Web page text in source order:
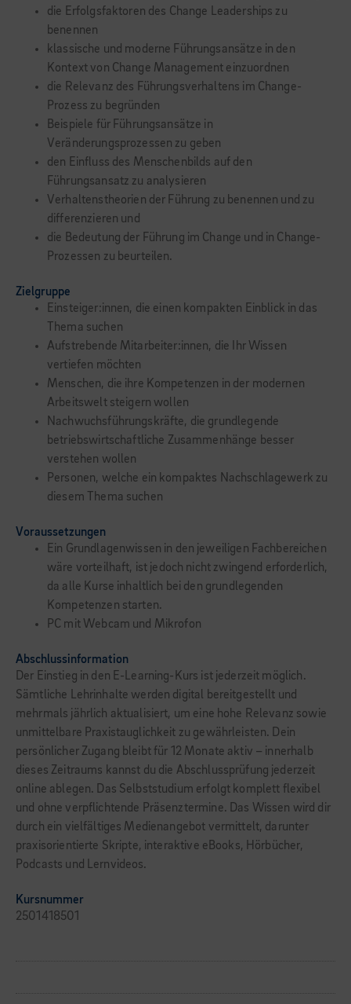
die Erfolgsfaktoren des Change Leaderships zu
benennen
klassische und moderne Führungsansätze in den
Kontext von Change Management einzuordnen
die Relevanz des Führungsverhaltens im Change-
Prozess zu begründen
Beispiele für Führungsansätze in
Veränderungsprozessen zu geben
den Einfluss des Menschenbilds auf den
Führungsansatz zu analysieren
Verhaltenstheorien der Führung zu benennen und zu
differenzieren und
die Bedeutung der Führung im Change und in Change-
Prozessen zu beurteilen.
Zielgruppe
Einsteiger:innen, die einen kompakten Einblick in das
Thema suchen
Aufstrebende Mitarbeiter:innen, die Ihr Wissen
vertiefen möchten
Menschen, die ihre Kompetenzen in der modernen
Arbeitswelt steigern wollen
Nachwuchsführungskräfte, die grundlegende
betriebswirtschaftliche Zusammenhänge besser
verstehen wollen
Personen, welche ein kompaktes Nachschlagewerk zu
diesem Thema suchen
Voraussetzungen
Ein Grundlagenwissen in den jeweiligen Fachbereichen
wäre vorteilhaft, ist jedoch nicht zwingend erforderlich,
da alle Kurse inhaltlich bei den grundlegenden
Kompetenzen starten.
PC mit Webcam und Mikrofon
Abschlussinformation
Der Einstieg in den E-Learning-Kurs ist jederzeit möglich.
Sämtliche Lehrinhalte werden digital bereitgestellt und
mehrmals jährlich aktualisiert, um eine hohe Relevanz sowie
unmittelbare Praxistauglichkeit zu gewährleisten. Dein
persönlicher Zugang bleibt für 12 Monate aktiv – innerhalb
dieses Zeitraums kannst du die Abschlussprüfung jederzeit
online ablegen. Das Selbststudium erfolgt komplett flexibel
und ohne verpflichtende Präsenztermine. Das Wissen wird dir
durch ein vielfältiges Medienangebot vermittelt, darunter
praxisorientierte Skripte, interaktive eBooks, Hörbücher,
Podcasts und Lernvideos.
Kursnummer
2501418501